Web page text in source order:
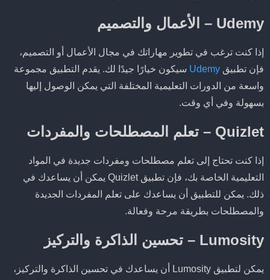
Udemy – الأعمال والتصميم
إذا كنت ترغب في تطوير مهاراتك في مجال الأعمال أو التصميم،
فإن تطبيق Udemy سيكون خيارًا جيدًا لك. يقدم التطبيق مجموعة
واسعة من الدورات التعليمية المختلفة التي يمكن الوصول إليها
بسهولة وفي أي وقت.
Quizlet – تعلم المصطلحات والمفردات
إذا كنت تحتاج إلى تعلم مصطلحات ومفردات جديدة في المواد
التعليمية الخاصة بك، فإن تطبيق Quizlet يمكن أن يساعدك في
ذلك. يمكن للتطبيق أن يساعدك على تعلم المفردات الجديدة
والمصطلحات بطريقة مرحة وفعالة.
Lumosity – تحسين الذاكرة والتركيز
يمكن لتطبيق Lumosity أن يساعدك في تحسين الذاكرة والتركيز،